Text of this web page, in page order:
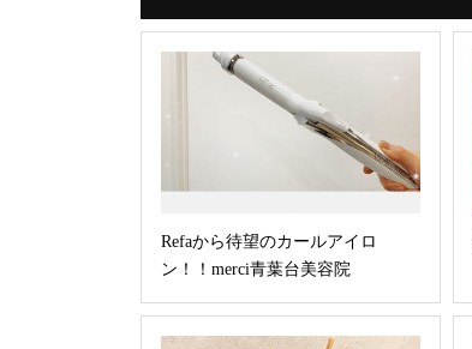
Refaから待望のカールアイロ
ン！！merci青葉台美容院